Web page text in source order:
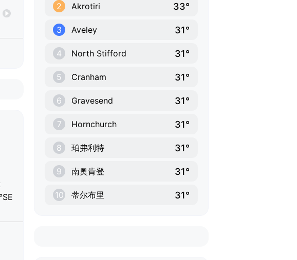
2 Akrotiri 33°
3 Aveley 31°
4 North Stifford 31°
5 Cranham 31°
6 Gravesend 31°
7 Hornchurch 31°
8 珀弗利特 31°
9 南奥肯登 31°
10 蒂尔布里 31°